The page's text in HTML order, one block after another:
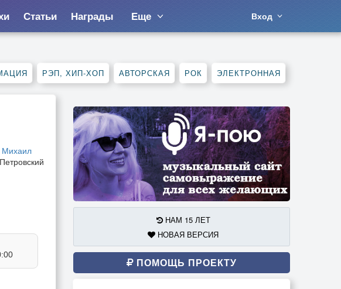
Статьи Награды Еще Вход
РЭП, ХИП-ХОП АВТОРСКАЯ РОК ЭЛЕКТРОННАЯ
Михаил
НАМ 15 ЛЕТ
НОВАЯ ВЕРСИЯ
ПОМОЩЬ ПРОЕКТУ